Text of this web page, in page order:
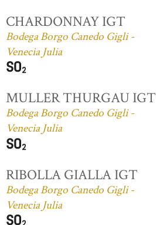
CHARDONNAY IGT
Bodega Borgo Canedo Gigli -
Venecia Julia
MULLER THURGAU IGT
Bodega Borgo Canedo Gigli -
Venecia Julia
RIBOLLA GIALLA IGT
Bodega Borgo Canedo Gigli -
Venecia Julia